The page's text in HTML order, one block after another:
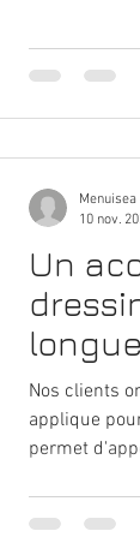
Un
Nos clients
applique
permet
Menuisea
10 nov.